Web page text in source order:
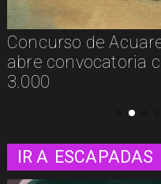
De la calle a los
presenta
IR A ESCAPADAS